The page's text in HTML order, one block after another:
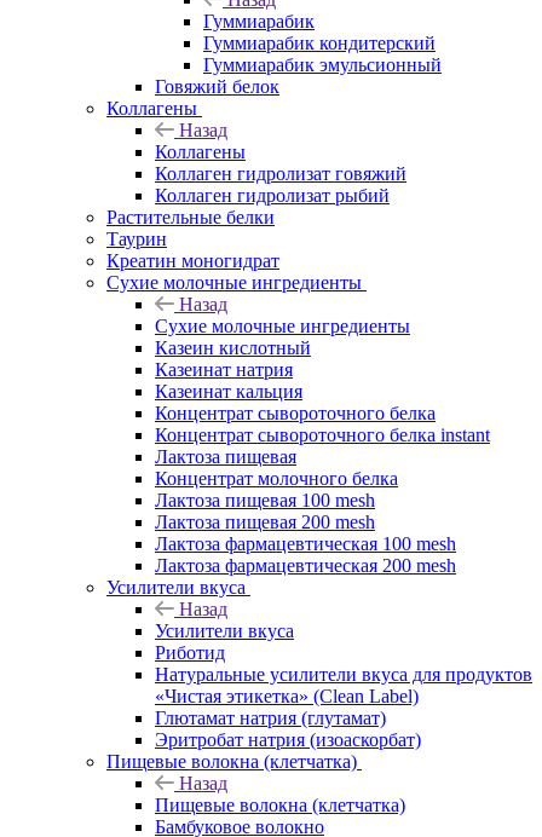
Гуммиарабик
Гуммиарабик кондитерский
Гуммиарабик эмульсионный
Говяжий белок
Коллагены
Назад
Коллагены
Коллаген гидролизат говяжий
Коллаген гидролизат рыбий
Растительные белки
Таурин
Креатин моногидрат
Сухие молочные ингредиенты
Назад
Сухие молочные ингредиенты
Казеин кислотный
Казеинат натрия
Казеинат кальция
Концентрат сывороточного белка
Концентрат сывороточного белка instant
Лактоза пищевая
Концентрат молочного белка
Лактоза пищевая 100 mesh
Лактоза пищевая 200 mesh
Лактоза фармацевтическая 100 mesh
Лактоза фармацевтическая 200 mesh
Усилители вкуса
Назад
Усилители вкуса
Риботид
Натуральные усилители вкуса для продуктов
«Чистая этикетка» (Clean Label)
Глютамат натрия (глутамат)
Эритробат натрия (изоаскорбат)
Пищевые волокна (клетчатка)
Назад
Пищевые волокна (клетчатка)
Бамбуковое волокно